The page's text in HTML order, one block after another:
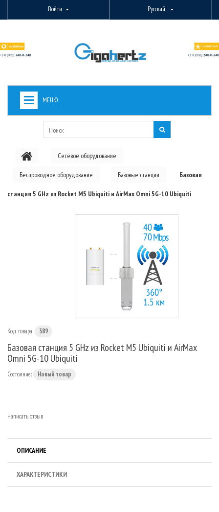
Войти Русский
МЕНЮ
PON ОБОРУДОВАНИЕ
Сетевое оборудование
Беспроводное оборудование Базовые станции Базовая
станция 5 GHz из Rocket M5 Ubiquiti и AirMax Omni 5G-10 Ubiquiti
Код товара: 389
Базовая станция 5 GHz из Rocket M5 Ubiquiti и AirMax
Omni 5G-10 Ubiquiti
Состояние: Новый товар
Написать отзыв
ОПИСАНИЕ
ХАРАКТЕРИСТИКИ